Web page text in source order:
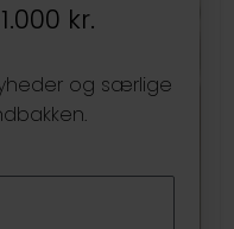
kr.
og særlige